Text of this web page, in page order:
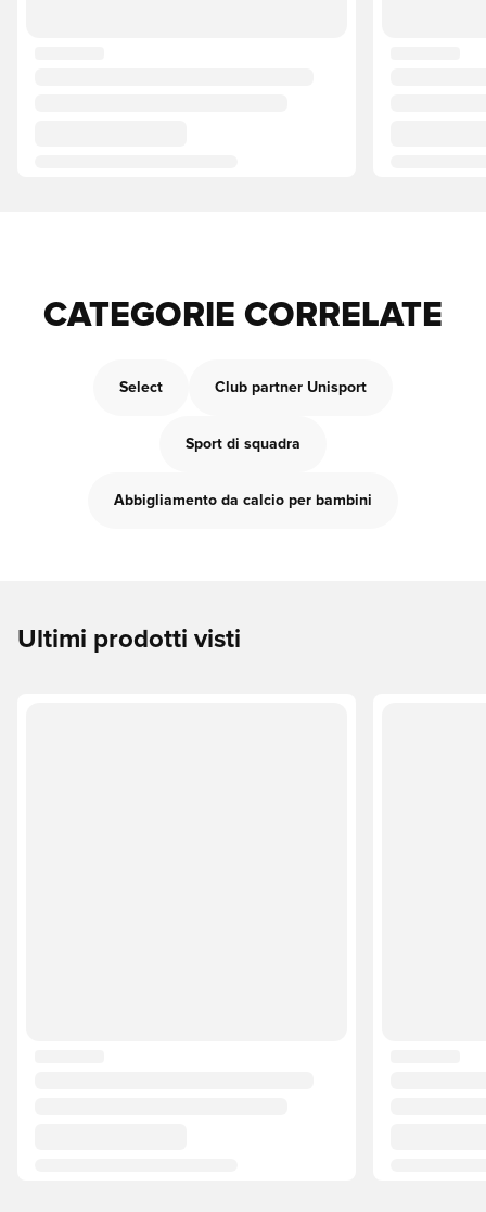
CATEGORIE CORRELATE
Select Club partner Unisport
Sport di squadra
Abbigliamento da calcio per bambini
Ultimi prodotti visti